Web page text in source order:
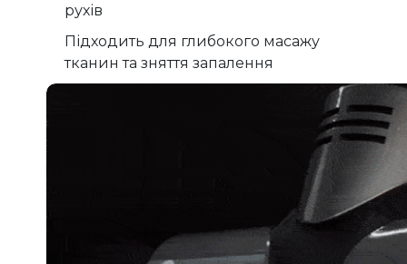
рухів
Підходить для глибокого масажу
тканин та зняття запалення